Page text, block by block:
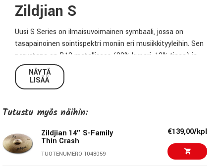
Zildjian S
Uusi S Series on ilmaisuvoimainen symbaali, jossa on
tasapainoinen sointispektri moniin eri musiikkityyleihin. Sen
perustana on B12 metalliseos (88% kupari, 12% tinaa) ja
sen valmistuksessa käytetään terävimmän kärjen
tekniikoita, joilla luodaan monipuolinen symbaali tämän
päivän rumpaleiden vaatimuksiin.
Zildjian 16” S Thin Crash
Ohuempi ja kirkassoundinen crash-symbaali, joka tuottaa
kevyeämmän mutta silti räjähtävän tehokkaan crash-
soundin. Nämä symbaalit ovat erinomaisia myös stack-
NÄYTÄ
LISÄÄ
Tutustu myös näihin:
Zildjian 14" S-Family
Thin Crash
TUOTENUMERO 1048059
€139,00/kpl